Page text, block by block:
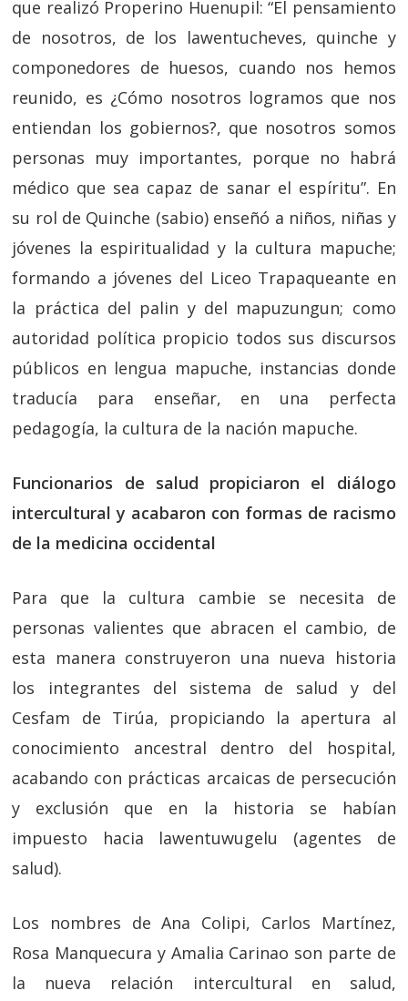
que realizó Properino Huenupil: “El pensamiento
de nosotros, de los lawentucheves, quinche y
componedores de huesos, cuando nos hemos
reunido, es ¿Cómo nosotros logramos que nos
entiendan los gobiernos?, que nosotros somos
personas muy importantes, porque no habrá
médico que sea capaz de sanar el espíritu”. En
su rol de Quinche (sabio) enseñó a niños, niñas y
jóvenes la espiritualidad y la cultura mapuche;
formando a jóvenes del Liceo Trapaqueante en
la práctica del palin y del mapuzungun; como
autoridad política propicio todos sus discursos
públicos en lengua mapuche, instancias donde
traducía para enseñar, en una perfecta
pedagogía, la cultura de la nación mapuche.
Funcionarios de salud propiciaron el diálogo
intercultural y acabaron con formas de racismo
de la medicina occidental
Para que la cultura cambie se necesita de
personas valientes que abracen el cambio, de
esta manera construyeron una nueva historia
los integrantes del sistema de salud y del
Cesfam de Tirúa, propiciando la apertura al
conocimiento ancestral dentro del hospital,
acabando con prácticas arcaicas de persecución
y exclusión que en la historia se habían
impuesto hacia lawentuwugelu (agentes de
salud).
Los nombres de Ana Colipi, Carlos Martínez,
Rosa Manquecura y Amalia Carinao son parte de
la nueva relación intercultural en salud,